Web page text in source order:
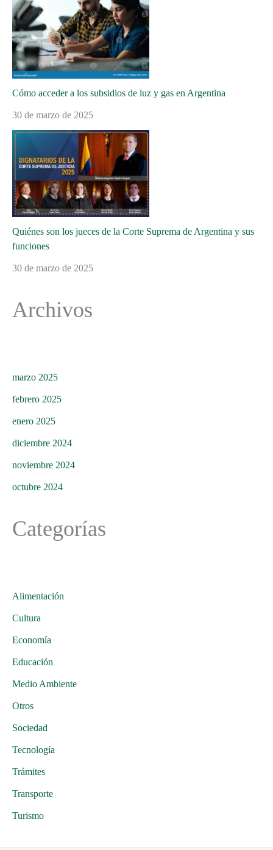
Cómo acceder a los subsidios de luz y gas en Argentina
30 de marzo de 2025
Quiénes son los jueces de la Corte Suprema de Argentina y sus
funciones
30 de marzo de 2025
Archivos
marzo 2025
febrero 2025
enero 2025
diciembre 2024
noviembre 2024
octubre 2024
Categorías
Alimentación
Cultura
Economía
Educación
Medio Ambiente
Otros
Sociedad
Tecnología
Trámites
Transporte
Turismo